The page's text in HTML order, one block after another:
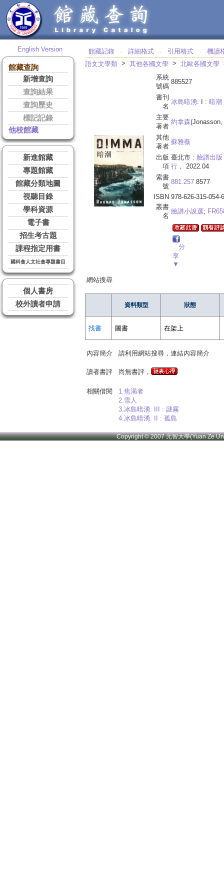
English Version
館藏查詢
新增查詢
查詢結果
查詢歷史
標記記錄
他校館藏
新進館藏
專題館藏
館藏分類地圖
視聽目錄
學科資源
電子書
招生考古題
課程指定用書
國科會人文社會專題書目
個人書房
校外讀者申請
館藏記錄 ‧ 詳細格式 ‧ 引用格式 ‧
機讀
語文文學類 > 其他各國文學 > 北歐各國文學
系統
號碼
885527
書刊
名
冰島暗湧. I : 暗潮
主要
著者
約拿森(Jonasson,
其他
著者
蘇雅薇
出版
項
臺北市 : 臉譜出版
行 ， 2022.04
索書
號
881.257 8577
ISBN 978-626-315-054-6
叢書
名
臉譜小說選;
分
享
▼
網站搜尋
資料類型 狀態
找書 圖書 在架上
內容簡介 請利用網站搜尋，連結內容簡介
讀者書評 尚無書評，
相關借閱
1.焦渴者
2.雪人
3.冰島暗湧. III : 謎霧
4.冰島暗湧. II : 孤島
Copyright © 2007 元智大學(Yuan Ze